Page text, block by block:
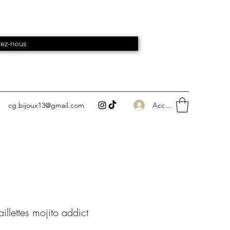
nous
cg.bijoux13@gmail.com Accedi
mojito addict